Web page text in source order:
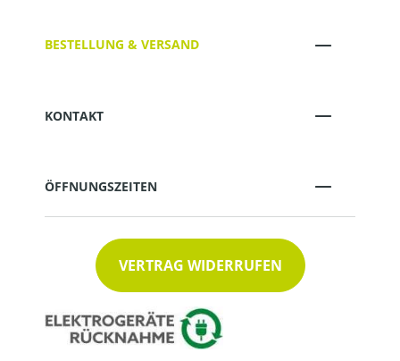
BESTELLUNG & VERSAND
KONTAKT
ÖFFNUNGSZEITEN
VERTRAG WIDERRUFEN